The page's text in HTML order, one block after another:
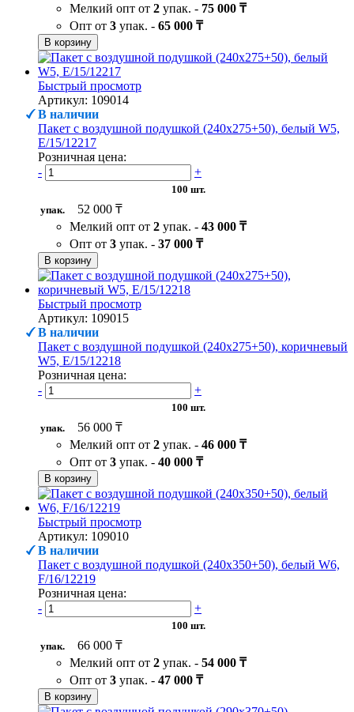
Мелкий опт от 2 упак. - 75 000 ₸
Опт от 3 упак. - 65 000 ₸
В корзину
Быстрый просмотр
Артикул: 109014
В наличии
Пакет с воздушной подушкой (240х275+50), белый W5,
Е/15/12217
Розничная цена:
-
+
100 шт.
упак.
52 000 ₸
Мелкий опт от 2 упак. - 43 000 ₸
Опт от 3 упак. - 37 000 ₸
В корзину
Быстрый просмотр
Артикул: 109015
В наличии
Пакет с воздушной подушкой (240х275+50), коричневый
W5, Е/15/12218
Розничная цена:
-
+
100 шт.
упак.
56 000 ₸
Мелкий опт от 2 упак. - 46 000 ₸
Опт от 3 упак. - 40 000 ₸
В корзину
Быстрый просмотр
Артикул: 109010
В наличии
Пакет с воздушной подушкой (240х350+50), белый W6,
F/16/12219
Розничная цена:
-
+
100 шт.
упак.
66 000 ₸
Мелкий опт от 2 упак. - 54 000 ₸
Опт от 3 упак. - 47 000 ₸
В корзину